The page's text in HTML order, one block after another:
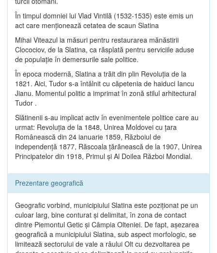
În timpul domniei lui Vlad Vintilă (1532-1535) este emis un
act care menţionează cetatea de scaun Slatina
Mihai Viteazul ia măsuri pentru restaurarea mănăstirii
Clocociov, de la Slatina, ca răsplată pentru serviciile aduse
de populaţie în demersurile sale politice.
În epoca modernă, Slatina a trăit din plin Revoluţia de la
1821. Aici, Tudor s-a întâlnit cu căpetenia de haiduci Iancu
Jianu. Momentul politic a imprimat în zonă stilul arhitectural
Tudor .
Slătinenii s-au implicat activ în evenimentele politice care au
urmat: Revoluţia de la 1848, Unirea Moldovei cu ţara
Românească din 24 ianuarie 1859, Războiul de
independenţă 1877, Răscoala ţărănească de la 1907, Unirea
Principatelor din 1918, Primul şi Al Doilea Război Mondial.
Prezentare geografică
Geografic vorbind, municipiului Slatina este poziţionat pe un
culoar larg, bine conturat şi delimitat, în zona de contact
dintre Piemontul Getic şi Câmpia Olteniei. De fapt, aşezarea
geografică a municipiului Slatina, sub aspect morfologic, se
limitează sectorului de vale a râului Olt cu dezvoltarea pe